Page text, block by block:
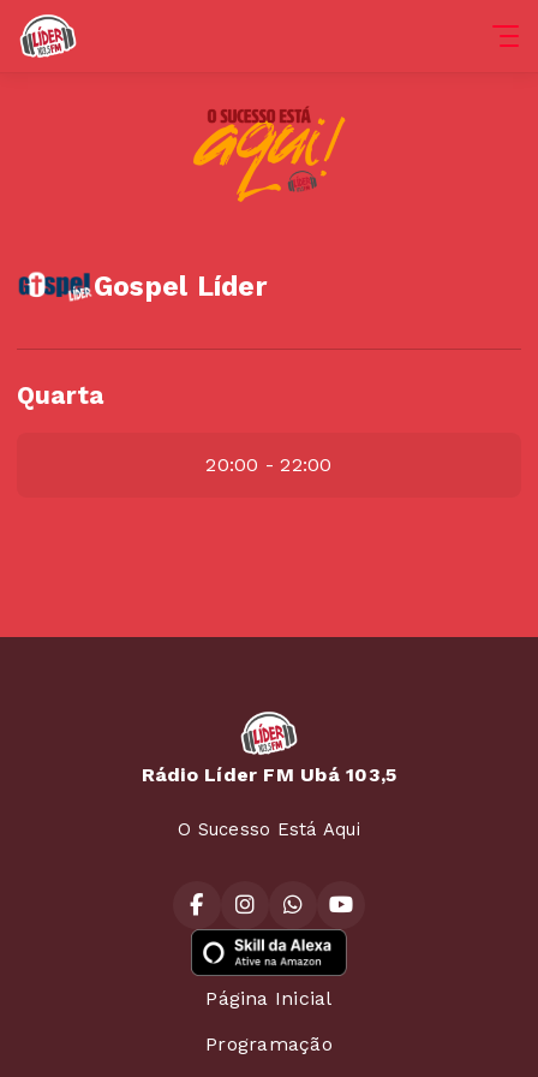
Gospel Líder
Quarta
20:00 - 22:00
Rádio Líder FM Ubá 103,5
O Sucesso Está Aqui
Página Inicial
Programação